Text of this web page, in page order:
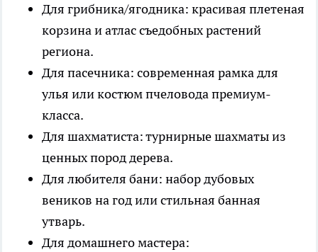
Для грибника/ягодника: красивая плетеная
корзина и атлас съедобных растений
региона.
Для пасечника: современная рамка для
улья или костюм пчеловода премиум-
класса.
Для шахматиста: турнирные шахматы из
ценных пород дерева.
Для любителя бани: набор дубовых
веников на год или стильная банная
утварь.
Для домашнего мастера: